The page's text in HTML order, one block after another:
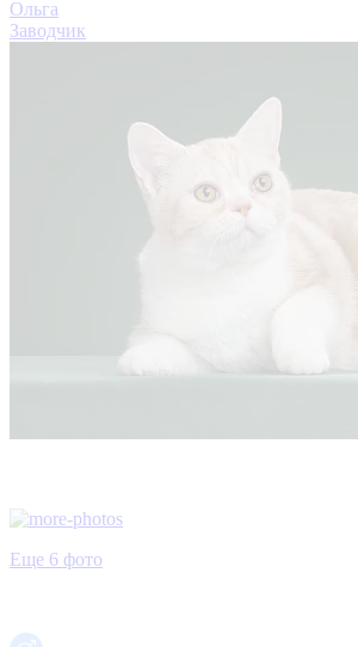
Ольга
Заводчик
Еще 6 фото